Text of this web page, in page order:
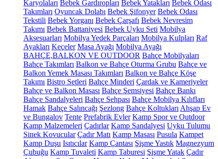
Karyolaları Bebek Gardıropları Bebek Yatakları Bebek Odası
Takımları Oyuncak Dolabı Bebek Şifonyer Bebek Odası
Tekstili Bebek Yorganı Bebek Çarşafı Bebek Nevresim
Takımı Bebek Battaniyesi Bebek Uyku Seti Mobilya
Aksesuarları Mobilya Yedek Parçaları Mobilya Kulpları Raf
Ayakları Keçeler Masa Ayağı Mobilya Ayağı
BAHÇE,BALKON VE OUTDOOR Bahçe Mobilyaları
Bahçe Takımları Balkon ve Bahçe Oturma Grubu Bahçe ve
Balkon Yemek Masası Takımları Balkon ve Bahçe Köşe
Takımı Bistro Setleri Bahçe Minderi Çardak ve Kameriyeler
Bahçe ve Balkon Masası Bahçe Şemsiyesi Bahçe Bankı
Bahçe Sandalyeleri Bahçe Sehpası Bahçe Mobilya Kılıfları
Hamak Bahçe Salıncağı Şezlong Bahçe Koltukları Ahşap Ev
ve Bungalov Tente Prefabrik Evler Kamp Spor ve Outdoor
Kamp Malzemeleri Çadırlar Kamp Sandalyesi Uyku Tulumu
Sinek Kovucular Çadır Matı Kamp Masası Pusula Kampet
Kamp Duşu Isıtıcılar Kamp Çantası Şişme Yastık Magnezyum
Çubuğu Kamp Tuvaleti Kamp Taburesi Şişme Yatak Çadır